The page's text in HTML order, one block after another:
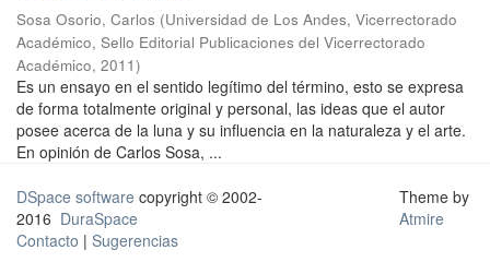
Sosa Osorio, Carlos (Universidad de Los Andes, Vicerrectorado
Académico, Sello Editorial Publicaciones del Vicerrectorado
Académico, 2011)
Es un ensayo en el sentido legítimo del término, esto se expresa
de forma totalmente original y personal, las ideas que el autor
posee acerca de la luna y su influencia en la naturaleza y el arte.
En opinión de Carlos Sosa, ...
DSpace software copyright © 2002-
2016 DuraSpace
Contacto | Sugerencias
Theme by
Atmire